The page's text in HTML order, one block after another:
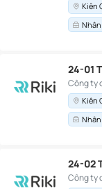
Kiên
24-01
Công ty
Kiên
24-02
Công ty